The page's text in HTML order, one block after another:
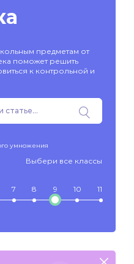
предметам от
поможет решить
к контрольной и
умножения
Выбери все классы
7 8 9 10 11